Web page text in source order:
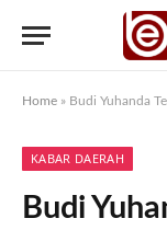
Home » Budi Yuhanda
KABAR DAERAH
Budi